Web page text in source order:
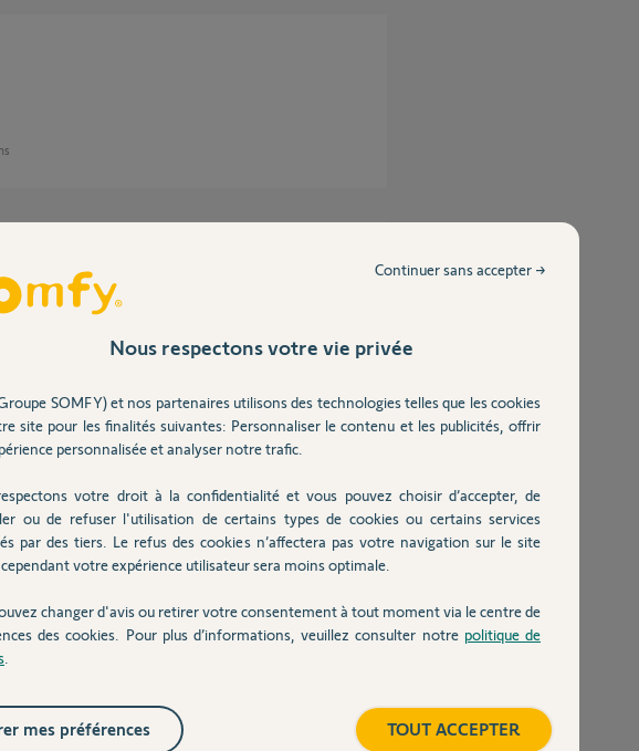
fait le nécessaire ?
2 ans
Nous respectons votre vie privée
SOMFY) et nos partenaires utilisons des technologies telles que les cookies
site pour les finalités suivantes: Personnaliser le contenu et les publicités, offrir
personnalisée et analyser notre trafic.
votre droit à la confidentialité et vous pouvez choisir d’accepter, de
ou de refuser l'utilisation de certains types de cookies ou certains services
par des tiers. Le refus des cookies n’affectera pas votre navigation sur le site
votre expérience utilisateur sera moins optimale.
changer d'avis ou retirer votre consentement à tout moment via le centre de
des cookies. Pour plus d’informations, veuillez consulter notre politique de
Continuer sans accepter →
TOUT ACCEPTER
mes préférences